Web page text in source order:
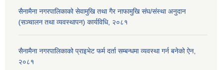
सैनामैना नगरपालिकाको सेवामुखि तथा गैर नाफामुखि संघ/संस्था अनुदान
(सञ्चालन तथा व्यवस्थापन) कार्यविधि, २०८१
सैनामैना नगरपालिकाको प्राइभेट फर्म दर्ता सम्बन्धमा व्यवस्था गर्न बनेको ऐन,
२०८१